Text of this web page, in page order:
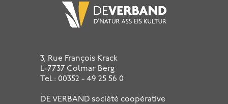
3, Rue François Krack
L-7737 Colmar Berg
Tel.: 00352 - 49 25 56 0
DE VERBAND société coopérative